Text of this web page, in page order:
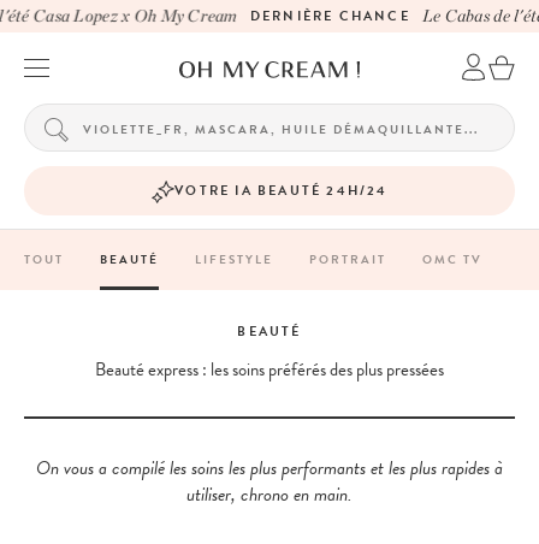
Lopez x Oh My Cream DERNIÈRE CHANCE Le Cabas de l'été
VOTRE IA BEAUTÉ 24H/24
TOUT BEAUTÉ LIFESTYLE PORTRAIT OMC TV
BEAUTÉ
Beauté express : les soins préférés des plus pressées
On vous a compilé les soins les plus performants et les plus rapides à
utiliser, chrono en main.